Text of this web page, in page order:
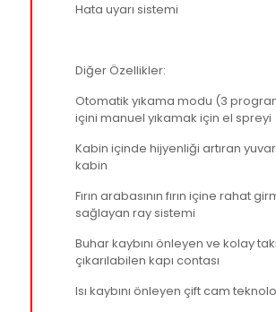
Hata uyarı sistemi
Diğer Özellikler:
Otomatik yıkama modu (3
içini manuel yıkamak için el spreyi
Kabin içinde hijyenliği artıran
kabin
Fırın arabasının fırın içine rahat
sağlayan ray sistemi
Buhar kaybını önleyen ve kolay
çıkarılabilen kapı contası
Isı kaybını önleyen çift cam